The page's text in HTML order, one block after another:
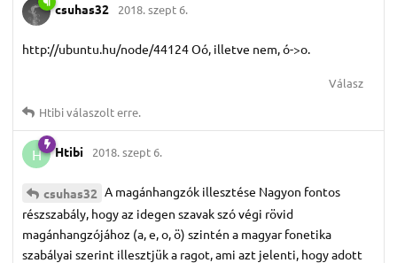
csuhas32 2018. szept 6.
http://ubuntu.hu/node/44124 Oó, illetve nem, ó->o.
Válasz
Htibiválaszolt erre.
H Htibi 2018. szept 6.
csuhas32 A magánhangzók illesztése Nagyon fontos
részszabály, hogy az idegen szavak szó végi rövid
magánhangzójához (a, e, o, ö) szintén a magyar fonetika
szabályai szerint illesztjük a ragot, ami azt jelenti, hogy adott